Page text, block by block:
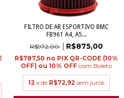
FILTRO DE AR ESPORTIVO BMC
FB961 A4, A5...
R$972,00 R$875,00
R$787,50
com Boleto
12 x de R$72,92 sem juros